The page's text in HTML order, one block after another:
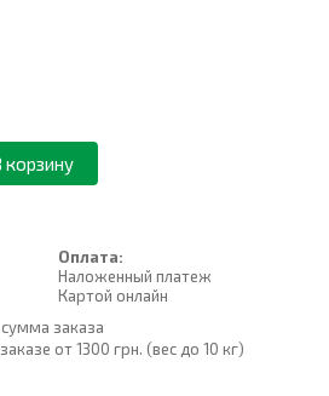
корзину
Оплата:
Наложенный платеж
Картой онлайн
заказа
от 1300 грн. (вес до 10 кг)